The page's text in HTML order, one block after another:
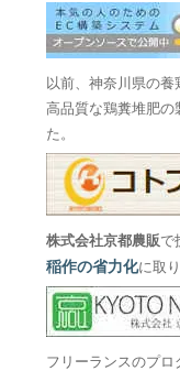
以前、神奈川県の養
高品質な鶏糞堆肥の
た。
株式会社京都農販で
稲作の省力化に取
フリーランスのプロ